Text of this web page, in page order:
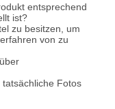
entsprechend
ist?
zu besitzen, um
von zu
Fotos